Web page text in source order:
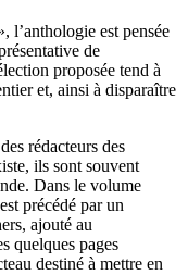
l’anthologie est pensée
de
proposée tend à
et, ainsi à disparaître
rédacteurs des
ils sont souvent
Dans le volume
précédé par un
ajouté au
quelques pages
destiné à mettre en